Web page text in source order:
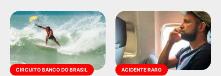
Kelly Slater convidado.
ondas para até 16 dias.
CIRCUITO BANCO DO BRASIL ACIDENTE RARO